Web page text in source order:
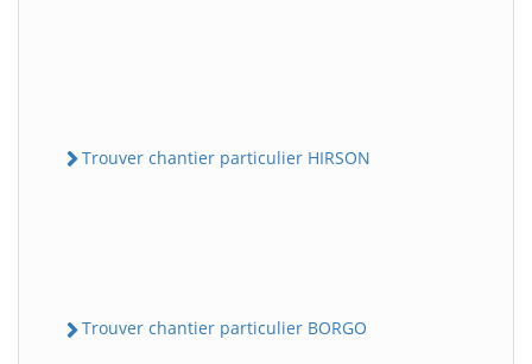
Trouver chantier particulier HIRSON
Trouver chantier particulier BORGO